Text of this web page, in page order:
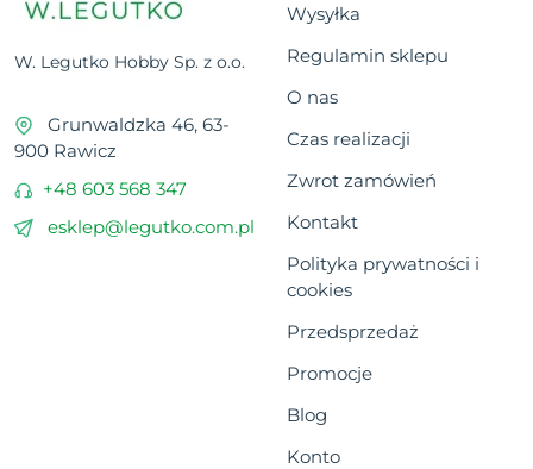
W. Legutko Hobby Sp. z o.o.
Grunwaldzka 46, 63-
900 Rawicz
+48 603 568 347
esklep@legutko.com.pl
Wysyłka
Regulamin sklepu
O nas
Czas realizacji
Zwrot zamówień
Kontakt
Polityka prywatności i
cookies
Przedsprzedaż
Promocje
Blog
Konto